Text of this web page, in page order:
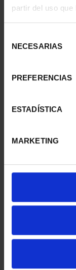
partir del uso
NECESARIAS
PREFERENCIAS
ESTADÍSTICA
MARKETING
-
73,00 €